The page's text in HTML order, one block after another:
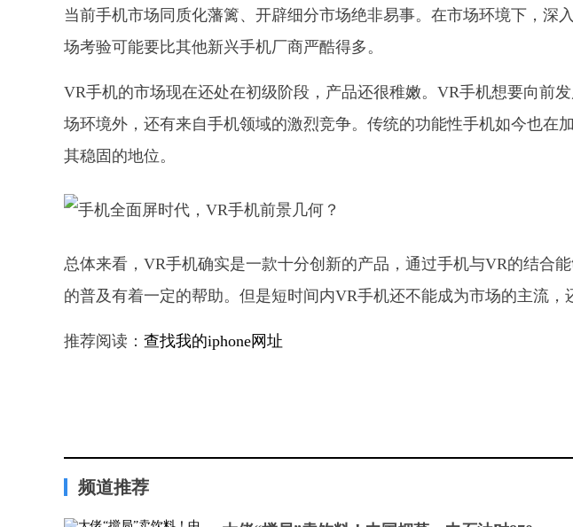
当前手机市场同质化藩篱、开辟细分市场绝非易事。在市场环境下，深
场考验可能要比其他新兴手机厂商严酷得多。
VR手机的市场现在还处在初级阶段，产品还很稚嫩。VR手机想要向前
场环境外，还有来自手机领域的激烈竞争。传统的功能性手机如今也在
其稳固的地位。
总体来看，VR手机确实是一款十分创新的产品，通过手机与VR的结合
的普及有着一定的帮助。但是短时间内VR手机还不能成为市场的主流，
推荐阅读： 查找我的iphone网址
频道推荐